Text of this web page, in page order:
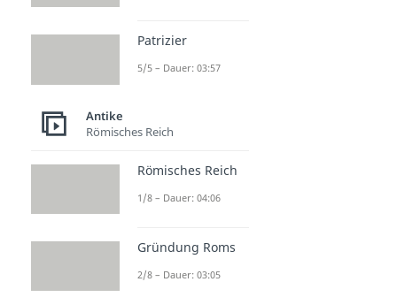
Patrizier
5/5 – Dauer: 03:57
Antike
Römisches Reich
Römisches Reich
1/8 – Dauer: 04:06
Gründung Roms
2/8 – Dauer: 03:05